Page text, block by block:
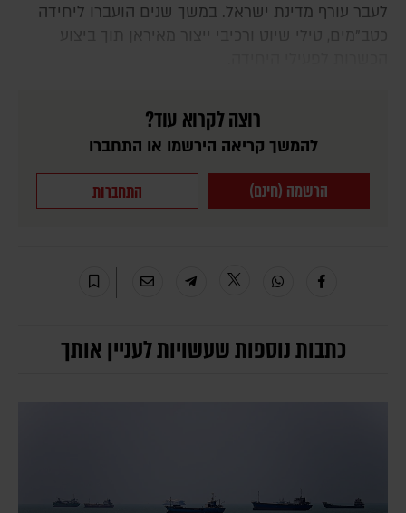
לעבר עורף מדינת ישראל. במשך שנים הועברו ליחידה
כטב"מים, טילי שיוט ורכיבי ייצור מאיראן תוך ביצוע
רוצה לקרוא עוד?
להמשך קריאה הירשמו או התחברו
הרשמה (חינם) התחברות
כתבות נוספות שעשויות לעניין אותך